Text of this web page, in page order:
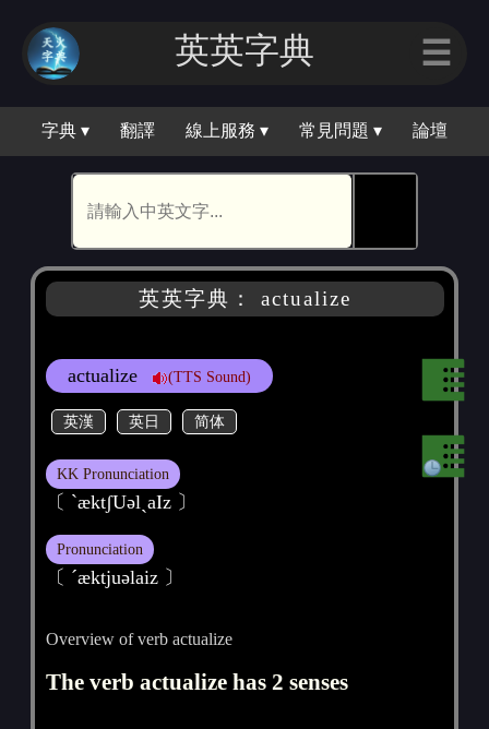
英英字典 ☰
字典 ▾ 翻譯 線上服務 ▾ 常見問題 ▾ 論壇
英英字典： actualize
actualize (TTS Sound)
英漢 英日 简体
KK Pronunciation
〔 ˋæktʃUәlˏaIz 〕
Pronunciation
〔 ˊæktjuәlaiz 〕
Overview of verb actualize
The verb actualize has 2 senses